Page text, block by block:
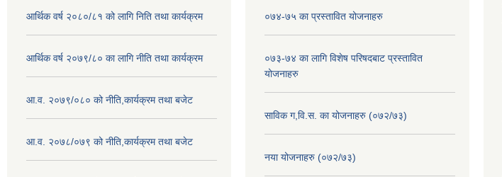
आर्थिक वर्ष २०८०/८१ को लागि निति तथा कार्यक्रम
आर्थिक वर्ष २०७९/८० का लागि नीति तथा कार्यक्रम
आ.व. २०७९/०८० को नीति,कार्यक्रम तथा बजेट
आ.व. २०७८/०७९ को नीति,कार्यक्रम तथा बजेट
०७४-७५ का प्रस्तावित योजनाहरु
०७३-७४ का लागि विशेष परिषदबाट प्रस्तावित
योजनाहरु
साविक ग,वि.स. का योजनाहरु (०७२/७३)
नया योजनाहरु (०७२/७३)